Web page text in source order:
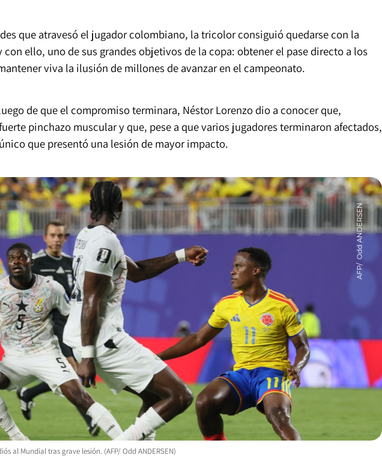
que atravesó el jugador colombiano, la tricolor consiguió quedarse con la
ello, uno de sus grandes objetivos de la copa: obtener el pase directo a los
viva la ilusión de millones de avanzar en el campeonato.
de que el compromiso terminara, Néstor Lorenzo dio a conocer que,
pinchazo muscular y que, pese a que varios jugadores terminaron afectados,
que presentó una lesión de mayor impacto.
al Mundial tras grave lesión. (AFP/ Odd ANDERSEN)